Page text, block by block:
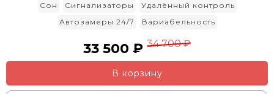
Сон
Сигнализаторы
Удалённый контроль
Автозамеры 24/7
Вариабельность
33 500 ₽ 34 700 ₽
В корзину